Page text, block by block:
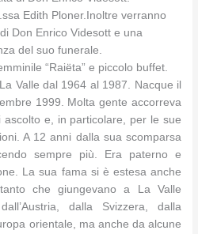
Edith Ploner.Inoltre verranno
Don Enrico Videsott e una
del suo funerale.
“Raiëta” e piccolo buffet.
Valle dal 1964 al 1987. Nacque il
1999. Molta gente accorreva
e, in particolare, per le sue
A 12 anni dalla sua scomparsa
sempre più. Era paterno e
La sua fama si è estesa anche
che giungevano a La Valle
dalla Svizzera, dalla
orientale, ma anche da alcune